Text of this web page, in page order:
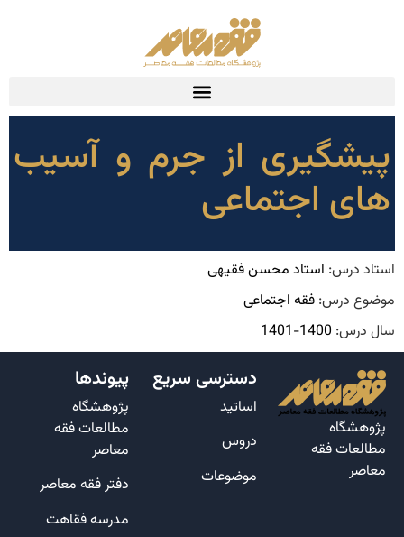
پیشگیری از جرم و آسیب
های اجتماعی
استاد درس: استاد محسن فقیهی
موضوع درس: فقه اجتماعی
سال درس: 1400-1401
پژوهشگاه
مطالعات فقه
معاصر
دسترسی سریع
اساتید
دروس
موضوعات
پیوندها
پژوهشگاه
مطالعات فقه
معاصر
دفتر فقه معاصر
مدرسه فقاهت